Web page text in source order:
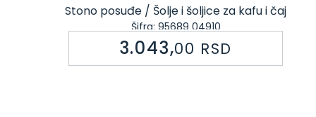
Stono posuđe / Šolje i šoljice za kafu i čaj
Šifra: 95689 04910
3.043,00 RSD